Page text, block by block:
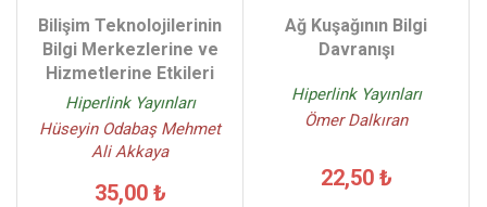
Bilişim Teknolojilerinin
Bilgi Merkezlerine ve
Hizmetlerine Etkileri
Hiperlink Yayınları
Hüseyin Odabaş Mehmet
Ali Akkaya
35,00 ₺
Ağ Kuşağının Bilgi
Davranışı
Hiperlink Yayınları
Ömer Dalkıran
22,50 ₺